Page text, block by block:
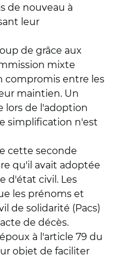
de nouveau à
leur
de grâce aux
mixte
compromis entre les
maintien. Un
lors de l'adoption
simplification n'est
cette seconde
qu'il avait adoptée
d'état civil. Les
les prénoms et
de solidarité (Pacs)
de décès.
à l'article 79 du
objet de faciliter